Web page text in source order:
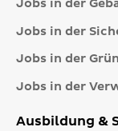
Jobs in der
Jobs in der
Jobs in der
Jobs in der
Ausbildung &